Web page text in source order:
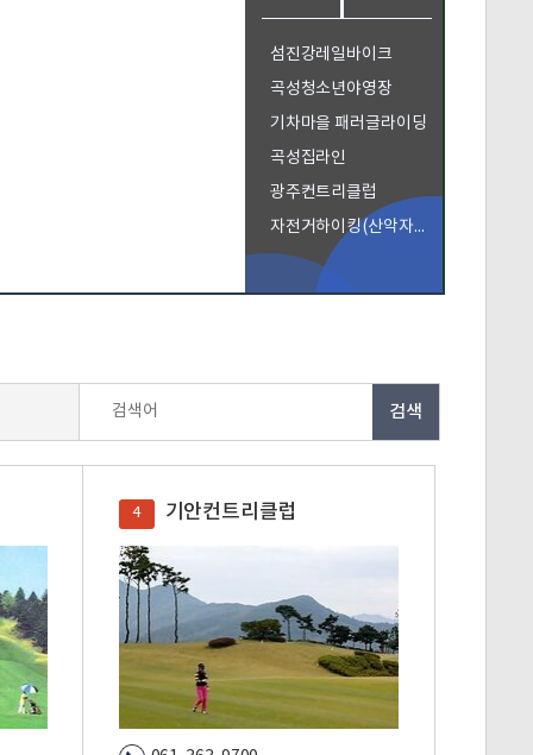
섬진강레일바이크
곡성청소년야영장
기차마을 패러글라이딩
곡성집라인
광주컨트리클럽
자전거하이킹(산악자전거)
검색어
4 기안컨트리클럽